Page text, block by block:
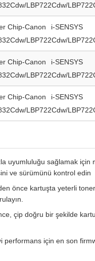
LBP722Cdw/
Chip-Canon
i-SENSYS
LBP722Cdw/
Chip-Canon
i-SENSYS
LBP722Cdw/
Chip-Canon
i-SENSYS
LBP722Cdw/
uyumluluğu sağlamak için
ve sürümünü kontrol edin
önce kartuşta yeterli toner
çip doğru bir şekilde
performans için en son